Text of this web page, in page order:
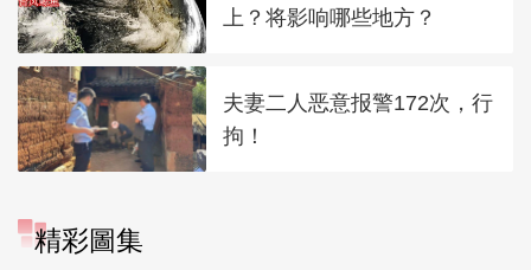
上？将影响哪些地方？
夫妻二人恶意报警172次，行
拘！
精彩圖集